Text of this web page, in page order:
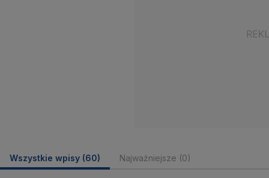
Wszystkie wpisy (60) Najważniejsze (0)